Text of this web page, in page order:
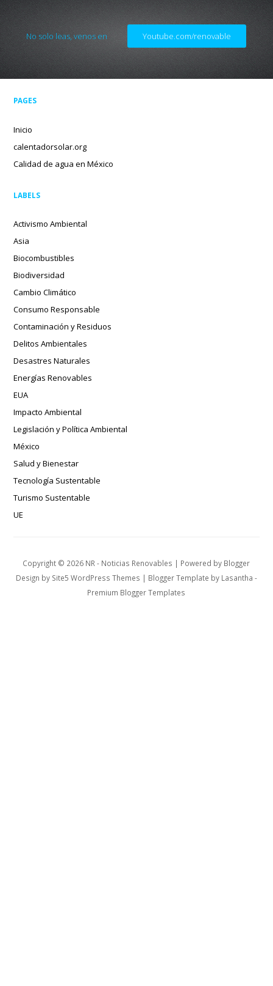
No solo leas, venos en Youtube.com/renovable
PAGES
Inicio
calentadorsolar.org
Calidad de agua en México
LABELS
Activismo Ambiental
Asia
Biocombustibles
Biodiversidad
Cambio Climático
Consumo Responsable
Contaminación y Residuos
Delitos Ambientales
Desastres Naturales
Energías Renovables
EUA
Impacto Ambiental
Legislación y Política Ambiental
México
Salud y Bienestar
Tecnología Sustentable
Turismo Sustentable
UE
Copyright © 2026 NR - Noticias Renovables | Powered by Blogger
Design by Site5 WordPress Themes | Blogger Template by Lasantha -
Premium Blogger Templates